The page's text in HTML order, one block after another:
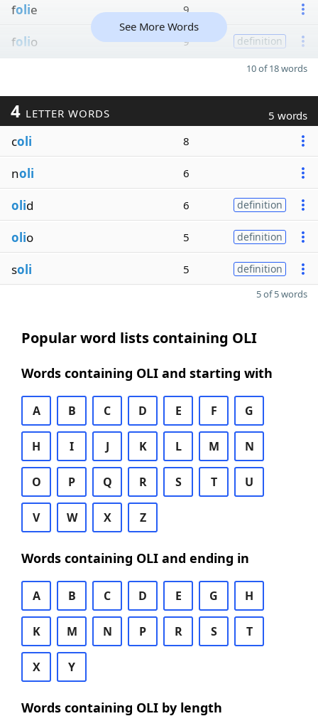
folie 9
folio 9 definition
See More Words
10 of 18 words
4 LETTER WORDS 5 words
coli 8
noli 6
olid 6 definition
olio 5 definition
soli 5 definition
5 of 5 words
Popular word lists containing OLI
Words containing OLI and starting with
A B C D E F G
H I J K L M N
O P Q R S T U
V W X Z
Words containing OLI and ending in
A B C D E G H
K M N P R S T
X Y
Words containing OLI by length